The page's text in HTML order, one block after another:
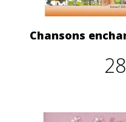
Chansons